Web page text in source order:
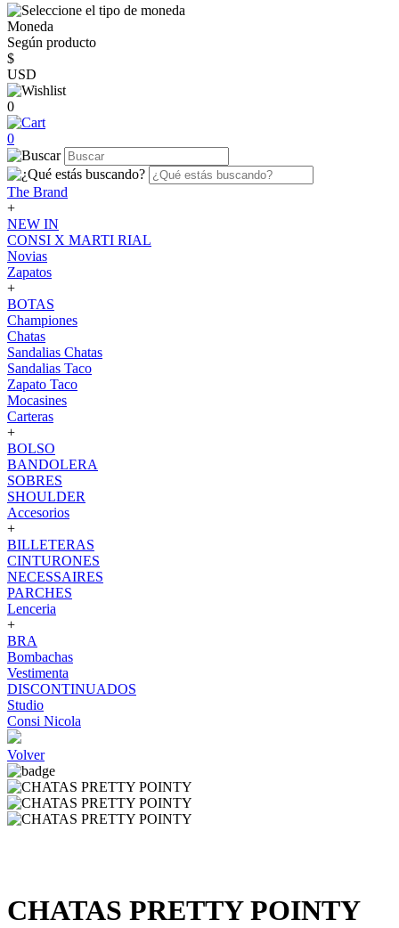
Moneda
Según producto
$
USD
0
0
The Brand
+
NEW IN
CONSI X MARTI RIAL
Novias
Zapatos
+
BOTAS
Championes
Chatas
Sandalias Chatas
Sandalias Taco
Zapato Taco
Mocasines
Carteras
+
BOLSO
BANDOLERA
SOBRES
SHOULDER
Accesorios
+
BILLETERAS
CINTURONES
NECESSAIRES
PARCHES
Lenceria
+
BRA
Bombachas
Vestimenta
DISCONTINUADOS
Studio
Consi Nicola
Volver
CHATAS PRETTY POINTY